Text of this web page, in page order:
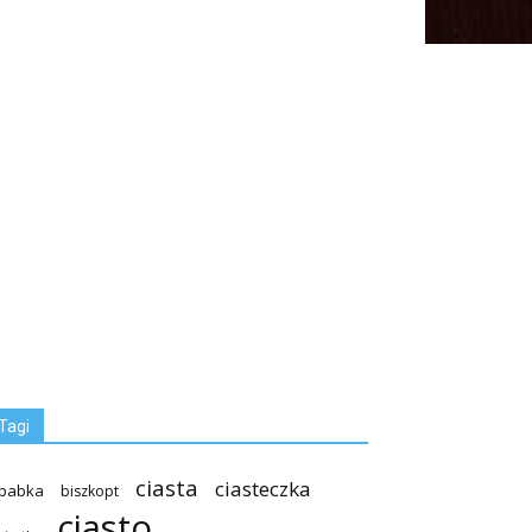
biszkopt ciasta ciasteczka